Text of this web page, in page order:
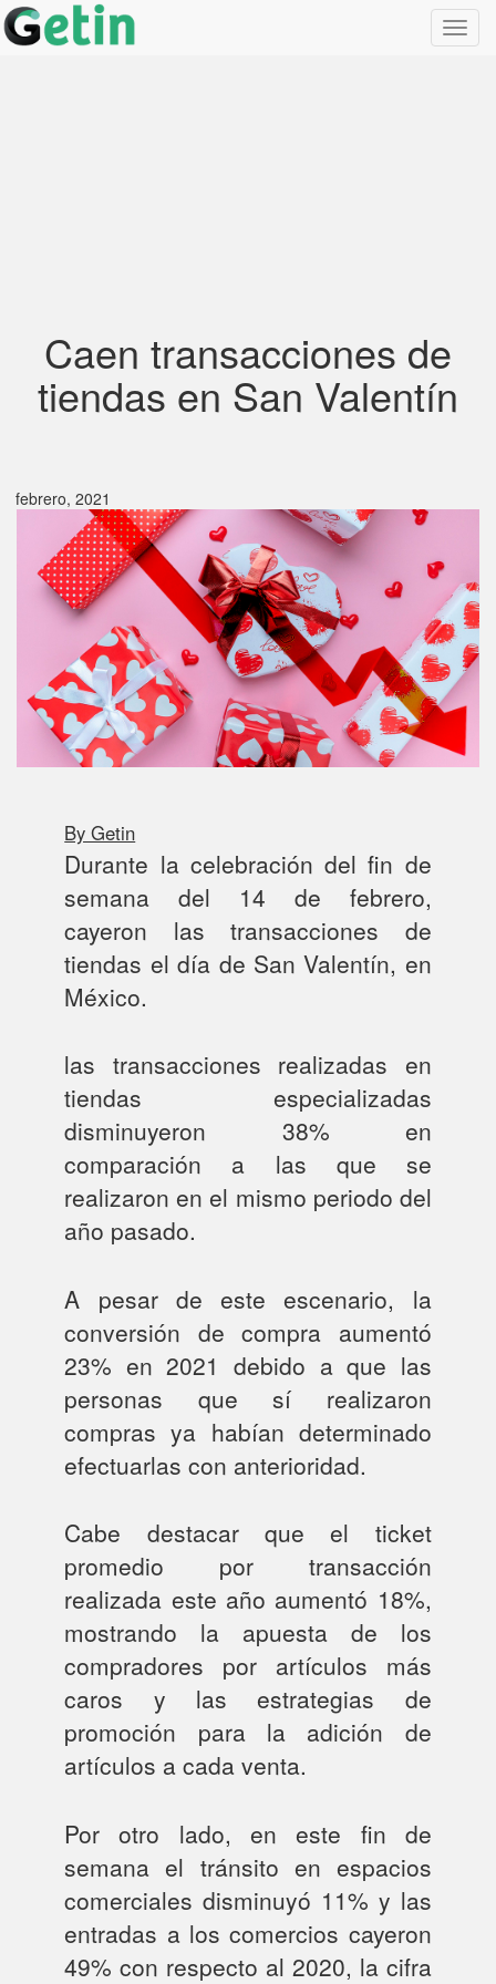
Caen transacciones de
tiendas en San Valentín
febrero, 2021
By Getin
Durante la celebración del fin de
semana del 14 de febrero,
cayeron las transacciones de
tiendas el día de San Valentín, en
México.
las transacciones realizadas en
tiendas especializadas
disminuyeron 38% en
comparación a las que se
realizaron en el mismo periodo del
año pasado.
A pesar de este escenario, la
conversión de compra aumentó
23% en 2021 debido a que las
personas que sí realizaron
compras ya habían determinado
efectuarlas con anterioridad.
Cabe destacar que el ticket
promedio por transacción
realizada este año aumentó 18%,
mostrando la apuesta de los
compradores por artículos más
caros y las estrategias de
promoción para la adición de
artículos a cada venta.
Por otro lado, en este fin de
semana el tránsito en espacios
comerciales disminuyó 11% y las
entradas a los comercios cayeron
49% con respecto al 2020, la cifra